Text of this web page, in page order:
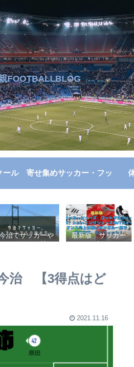
FOOTBALLBLOG
ール 寄せ集めサッカー・フッ
トサル
治でサッカーや
ットサルの始め
かスクールを選ぶ
準】小学生、幼
最新版 サッカー
シューズ、フット
ズのパフォーマン
ス向上は軽いカン
治 【3得点はど
2021.11.16